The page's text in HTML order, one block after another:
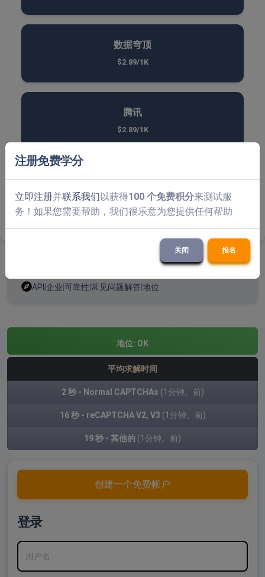
数据穹顶
$2.89/1K
腾讯
$2.89/1K
Atb 验证码
$2.89/1K
API|企业|可靠性|常见问题解答|地位
地位: OK
平均求解时间
2 秒 - Normal CAPTCHAs (1分钟。前)
16 秒 - reCAPTCHA V2, V3 (1分钟。前)
19 秒 - 其他的 (1分钟。前)
创建一个免费帐户
登录
用户名
注册免费学分
立即注册并联系我们以获得100 个免费积分来测试服
务！如果您需要帮助，我们很乐意为您提供任何帮助
关闭 报名